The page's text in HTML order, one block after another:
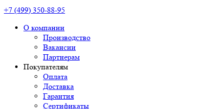
+7 (499) 350-88-95
О компании
Производство
Вакансии
Партнерам
Покупателям
Оплата
Доставка
Гарантия
Сертификаты